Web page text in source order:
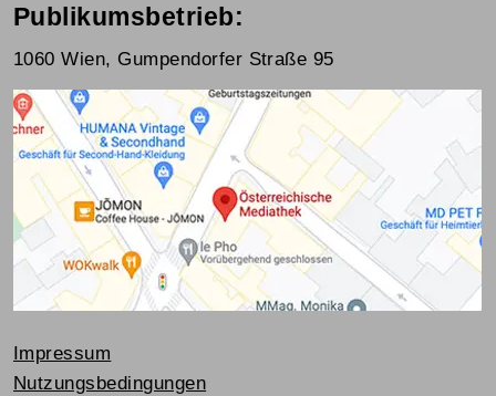
Publikumsbetrieb:
1060 Wien, Gumpendorfer Straße 95
Impressum
Nutzungsbedingungen